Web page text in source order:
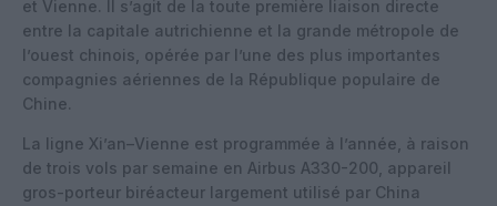
et Vienne. Il s’agit de la toute première liaison directe
entre la capitale autrichienne et la grande métropole de
l’ouest chinois, opérée par l’une des plus importantes
compagnies aériennes de la République populaire de
Chine.
La ligne Xi’an–Vienne est programmée à l’année, à raison
de trois vols par semaine en Airbus A330-200, appareil
gros-porteur biréacteur largement utilisé par China